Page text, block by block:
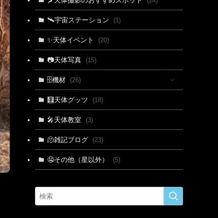
🛰宇宙ステーション (1)
✨天体イベント (20)
📷天体写真 (15)
🗄機材 (26)
(2)
(1)
(3)
🧮天体グッツ (18)
🎤天体教室 (3)
🫠雑記ブログ (23)
🤤その他（星以外） (5)